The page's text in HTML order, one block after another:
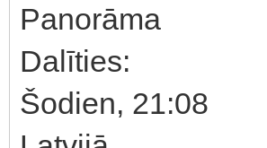
Panorāma
Dalīties:
Šodien, 21:08